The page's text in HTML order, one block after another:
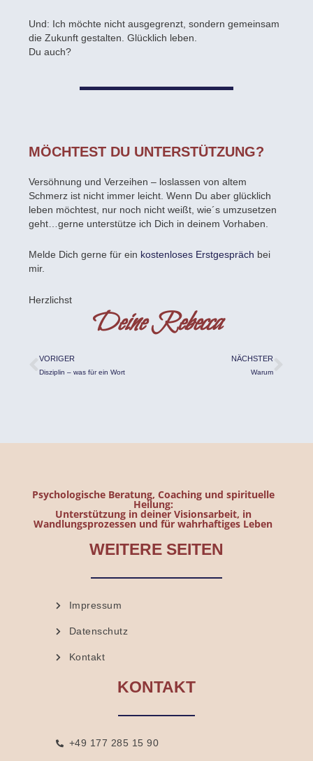
Und: Ich möchte nicht ausgegrenzt, sondern gemeinsam
die Zukunft gestalten. Glücklich leben.
Du auch?
MÖCHTEST DU UNTERSTÜTZUNG?
Versöhnung und Verzeihen – loslassen von altem
Schmerz ist nicht immer leicht. Wenn Du aber glücklich
leben möchtest, nur noch nicht weißt, wie´s umzusetzen
geht…gerne unterstütze ich Dich in deinem Vorhaben.
Melde Dich gerne für ein kostenloses Erstgespräch bei
mir.
Herzlichst
Deine Rebecca
Zurück
VORIGER
Disziplin – was für ein Wort
NÄCHSTER
Warum
Psychologische Beratung, Coaching und spirituelle
Heilung:
Unterstützung in deiner Visionsarbeit, in
Wandlungsprozessen und für wahrhaftiges Leben
WEITERE SEITEN
Impressum
Datenschutz
Kontakt
KONTAKT
+49 177 285 15 90